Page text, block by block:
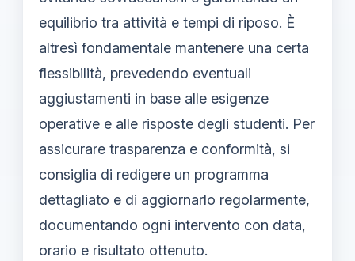
equilibrio tra attività e tempi di riposo. È
altresì fondamentale mantenere una certa
flessibilità, prevedendo eventuali
aggiustamenti in base alle esigenze
operative e alle risposte degli studenti. Per
assicurare trasparenza e conformità, si
consiglia di redigere un programma
dettagliato e di aggiornarlo regolarmente,
documentando ogni intervento con data,
orario e risultato ottenuto.